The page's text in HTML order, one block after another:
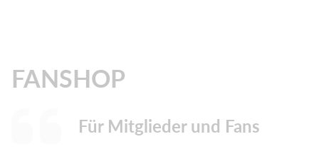
FANSHOP
Für Mitglieder und Fans